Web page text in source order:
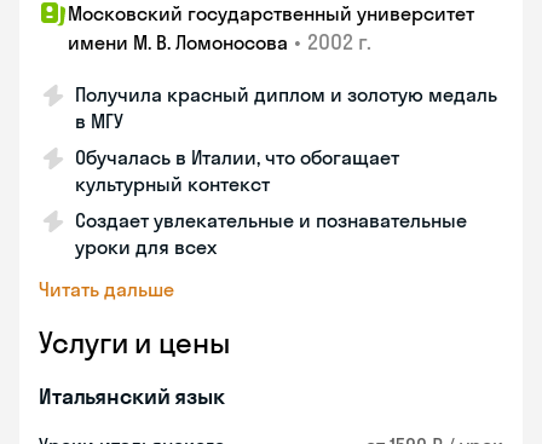
Московский государственный университет
имени М. В. Ломоносова • 2002 г.
Получила красный диплом и золотую медаль
в МГУ
Обучалась в Италии, что обогащает
культурный контекст
Создает увлекательные и познавательные
уроки для всех
Читать дальше
Услуги и цены
Итальянский язык